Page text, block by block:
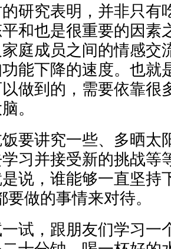
研究表明，并非只有
和也是很重要的因素
庭成员之间的情感交
能下降的速度。也就
做到的，需要依靠很
。
要讲究一些、多晒太
习并接受新的挑战等
说，谁能够一直坚持
做的事情来对待。
试，跟朋友们学习一